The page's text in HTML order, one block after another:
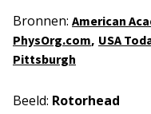
Bronnen: American
PhysOrg.com, USA
Pittsburgh
Beeld: Rotorhead